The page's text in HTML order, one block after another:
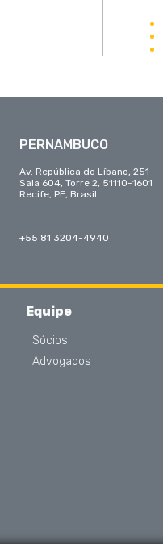
PERNAMBUCO
Av. República do Líbano, 251
Sala 604, Torre 2, 51110-1601
Recife, PE, Brasil
+55 81 3204-4940
Equipe
Sócios
Advogados